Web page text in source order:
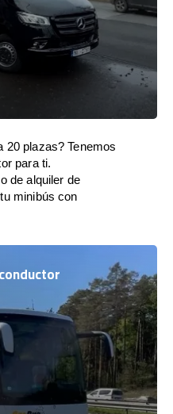
20 plazas? Tenemos
para ti.
de alquiler de
minibús con